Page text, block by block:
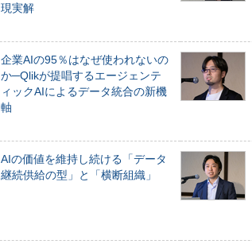
現実解
企業AIの95％はなぜ使われないの
か─Qlikが提唱するエージェンテ
ィックAIによるデータ統合の新機
軸
AIの価値を維持し続ける「データ
継続供給の型」と「横断組織」